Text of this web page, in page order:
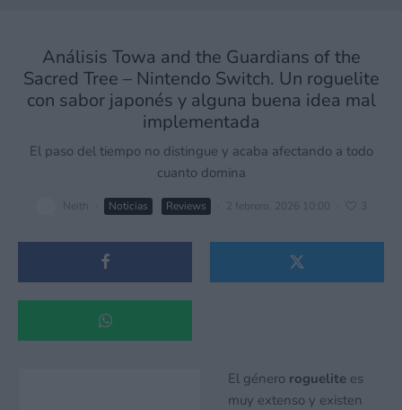
Análisis Towa and the Guardians of the
Sacred Tree – Nintendo Switch. Un roguelite
con sabor japonés y alguna buena idea mal
implementada
El paso del tiempo no distingue y acaba afectando a todo
cuanto domina
Neith Noticias Reviews 2 febrero, 2026 10:00 3
El género roguelite es
muy extenso y existen